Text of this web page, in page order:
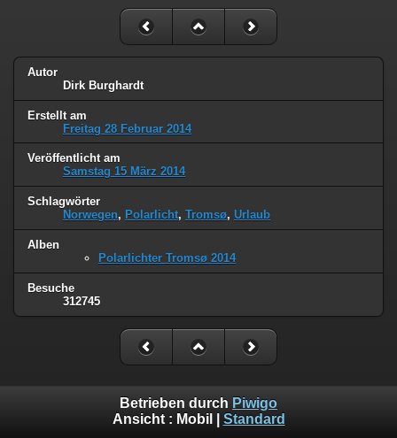
Autor
Dirk Burghardt
Erstellt am
Freitag 28 Februar 2014
Veröffentlicht am
Samstag 15 März 2014
Schlagwörter
Norwegen, Polarlicht, Tromsø, Urlaub
Alben
Polarlichter Tromsø 2014
Besuche
312745
Betrieben durch Piwigo
Ansicht : Mobil Standard